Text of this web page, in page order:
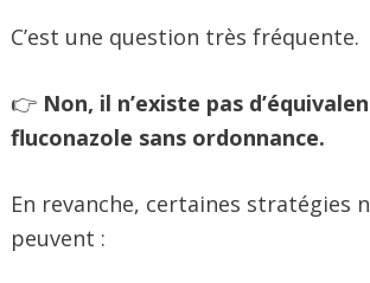
C’est une question très fréquente.
👉 Non, il n’existe pas
fluconazole sans ordonnance.
En revanche, certaines stratégies
peuvent :